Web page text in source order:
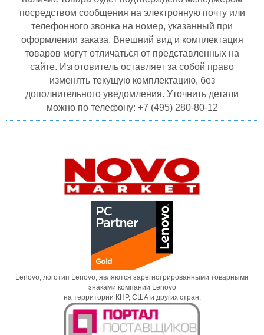
посредством сообщения на электронную почту или
телефонного звонка на номер, указанный при
оформлении заказа. Внешний вид и комплектация
товаров могут отличаться от представленных на
сайте. Изготовитель оставляет за собой право
изменять текущую комплектацию, без
дополнительного уведомления. Уточнить детали
можно по телефону: +7 (495) 280-80-12
Lenovo, логотип Lenovo, являются зарегистрированными товарными
знаками компании Lenovo
на территории КНР, США и других стран.